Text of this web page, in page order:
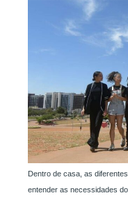
Dentro de casa, as
entender as necessidades